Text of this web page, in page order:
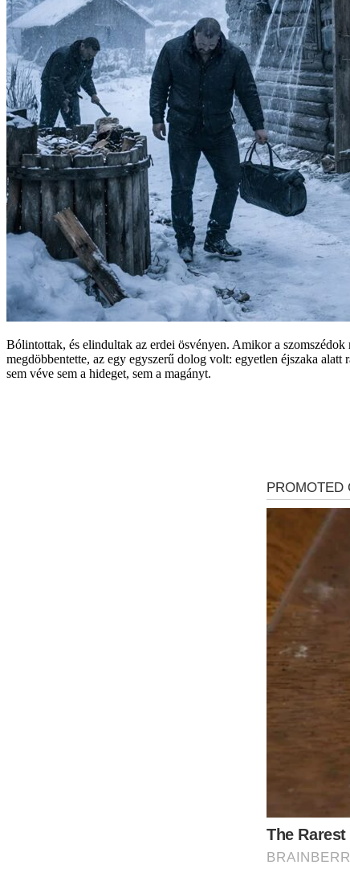
Bólintottak, és elindultak az erdei ösvényen. Amikor a
megdöbbentette, az egy egyszerű dolog volt: egyetlen éjszaka
sem véve sem a hideget, sem a magányt.